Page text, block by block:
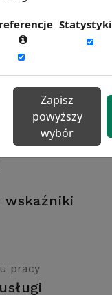
wskaźniki
pracy
Statystyki
Zapisz
powyższy
wybór